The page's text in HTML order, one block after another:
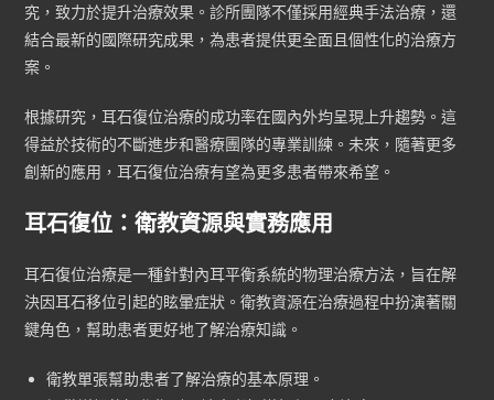
究，致力於提升治療效果。診所團隊不僅採用經典手法治療，還
結合最新的國際研究成果，為患者提供更全面且個性化的治療方
案。
根據研究，耳石復位治療的成功率在國內外均呈現上升趨勢。這
得益於技術的不斷進步和醫療團隊的專業訓練。未來，隨著更多
創新的應用，耳石復位治療有望為更多患者帶來希望。
耳石復位：衛教資源與實務應用
耳石復位治療是一種針對內耳平衡系統的物理治療方法，旨在解
決因耳石移位引起的眩暈症狀。衛教資源在治療過程中扮演著關
鍵角色，幫助患者更好地了解治療知識。
衛教單張幫助患者了解治療的基本原理。